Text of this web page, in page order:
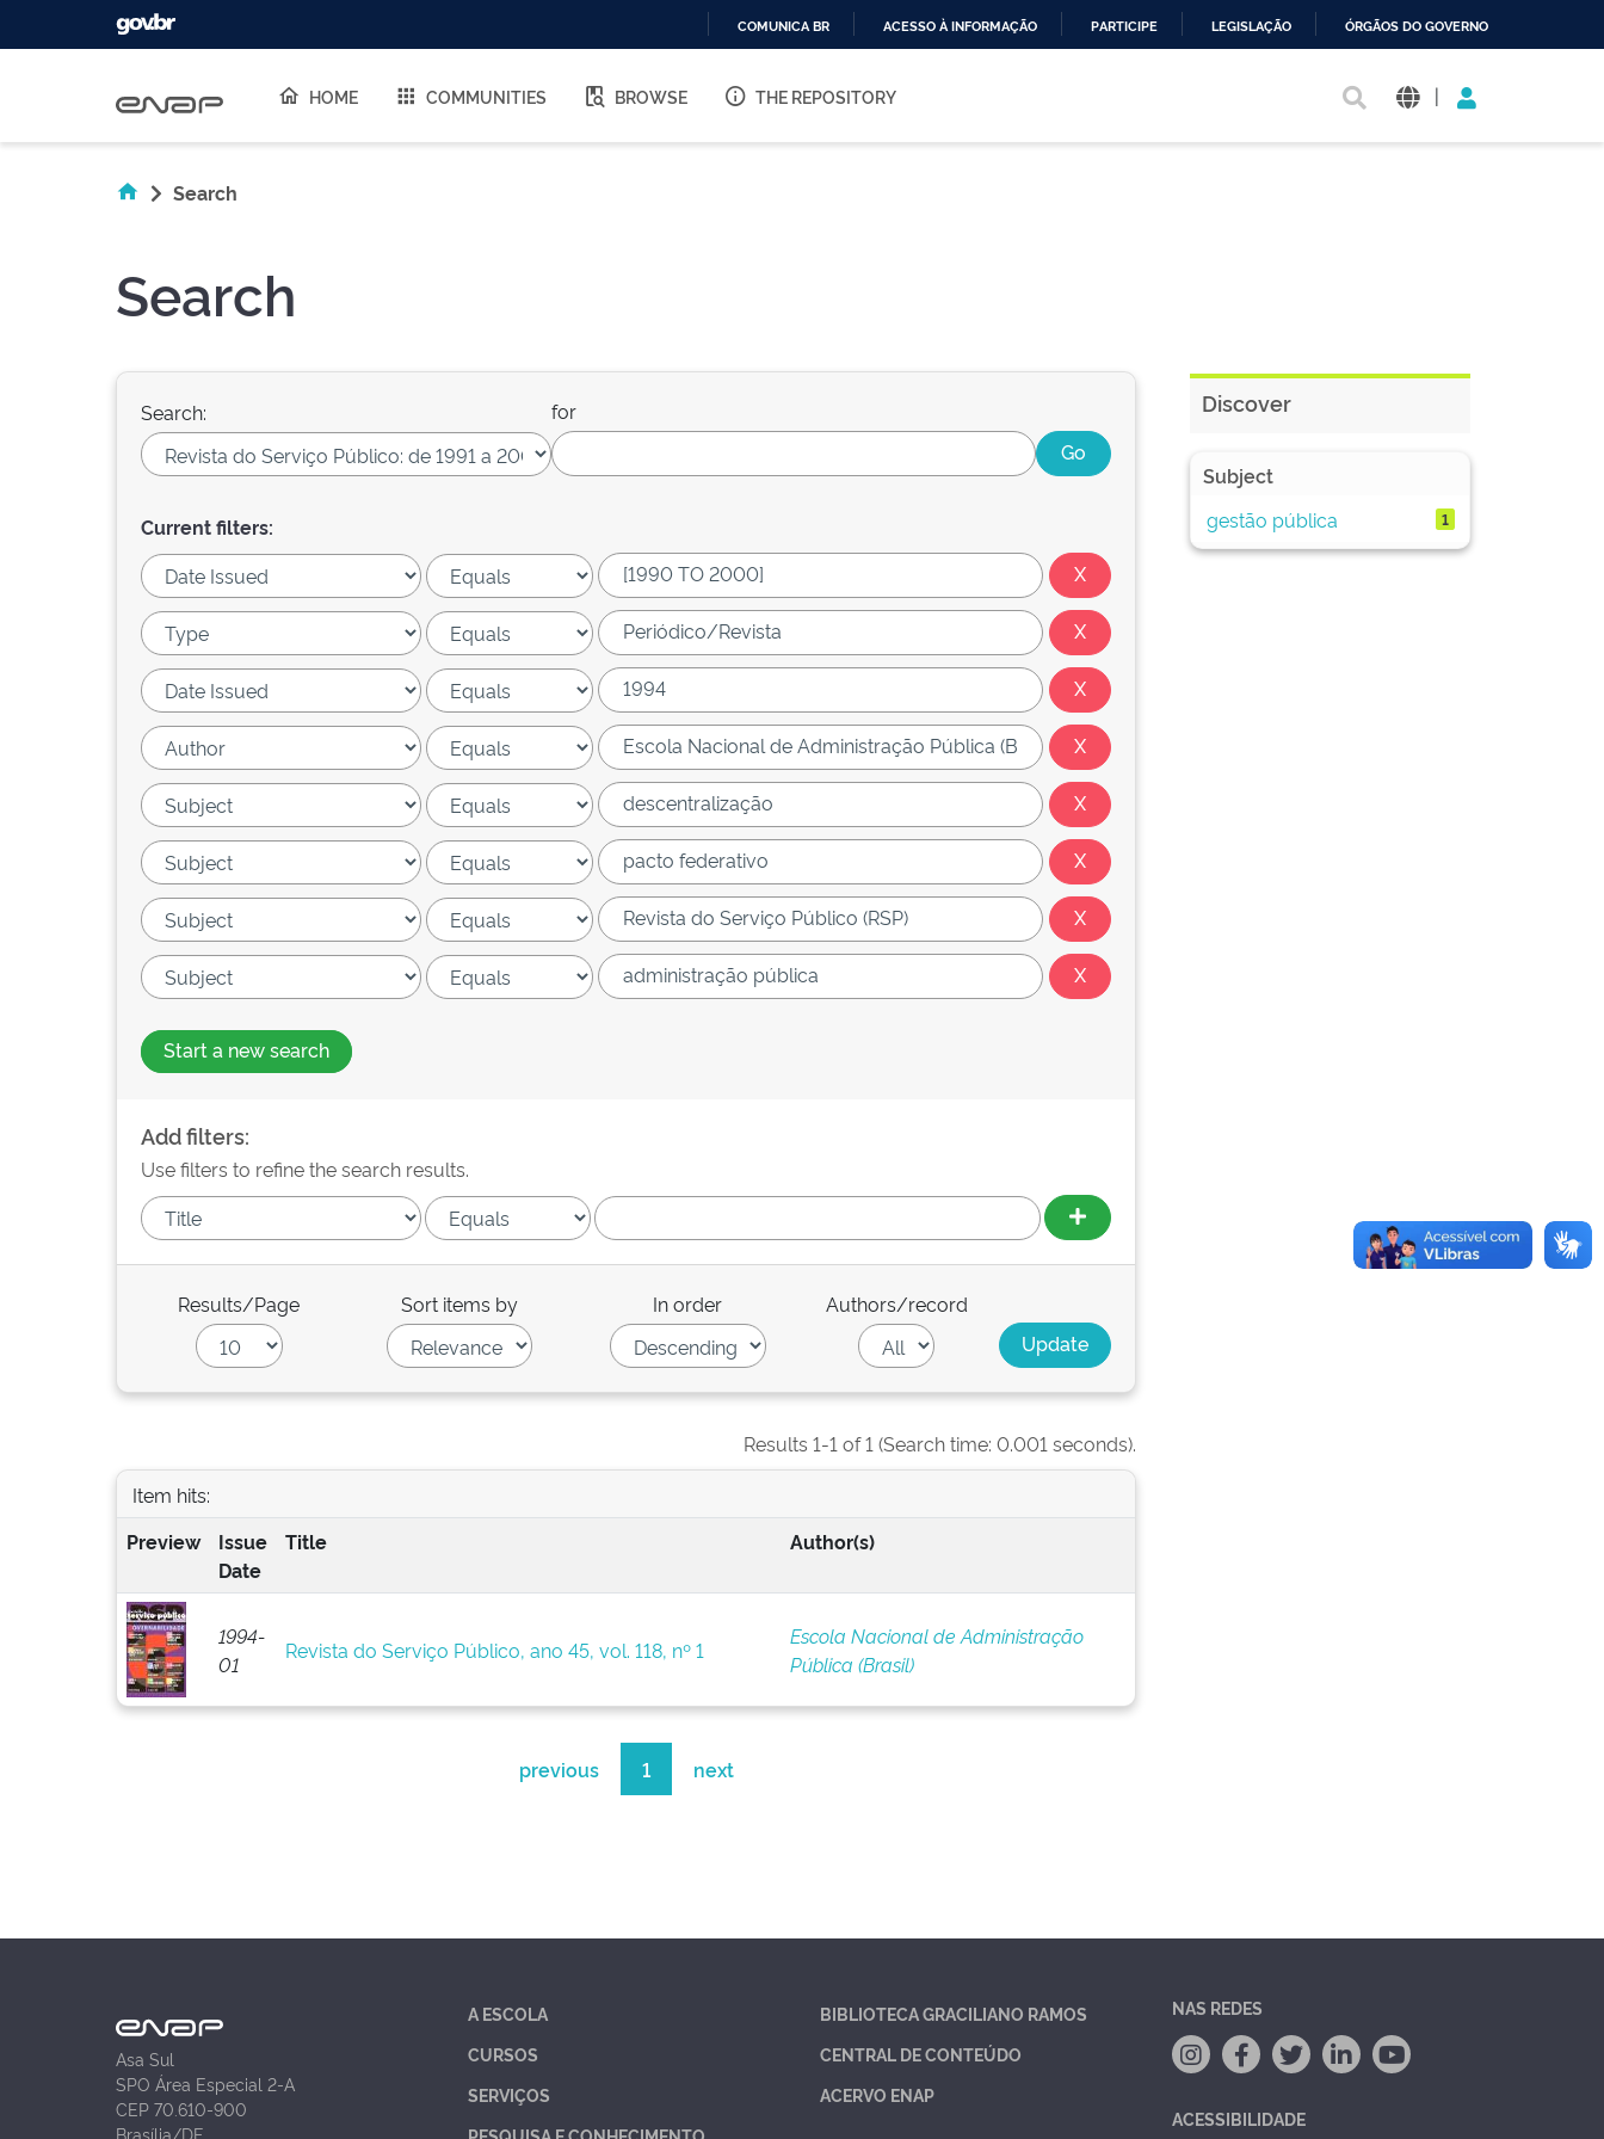
O
COMUNICA BR ACESSO À INFORMAÇÃO PARTICIPE LEGISLAÇÃO ÓRGÃOS DO GOVERNO
HOME COMMUNITIES BROWSE THE REPOSITORY |
Search
Search
Search: for
Current filters:
Start a new search
Add filters:
Use filters to refine the search results.
Results/Page Sort items by In order Authors/record
Results 1-1 of 1 (Search time: 0.001 seconds).
Item hits:
Preview
Issue
Date
Title Author(s)
1994-
01
Revista do Serviço Público, ano 45, vol. 118, nº 1
Escola Nacional de Administração
Pública (Brasil)
previous 1 next
Discover
Subject
gestão pública
1
Asa Sul
SPO Área Especial 2-A
CEP 70.610-900
Brasília/DF
A ESCOLA
CURSOS
SERVIÇOS
BIBLIOTECA GRACILIANO RAMOS
CENTRAL DE CONTEÚDO
ACERVO ENAP
NAS REDES
ACESSIBILIDADE